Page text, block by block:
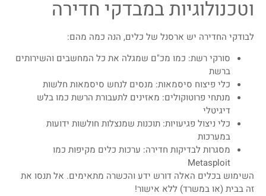
וטכנולוגיות במבדקי חדירה
לבודקי החדירה יש ארסנל של כלים, הנה כמה מהם:
סורקי רשת: כמו מכ"ם שמגלה את כל המחשבים והשירותים
ברשת
כלי פיצוח סיסמאות: מנסים לנחש סיסמאות חלשות
מנתחי פרוטוקולים: מאזינים לתעבורת הרשת כמו בלש
דיגיטלי
כלי ניצול פגיעויות: תוכנות שמנצלות חולשות ידועות
במערכות
מסגרות לבדיקות חדירה: ערכות כלים מקיפות כמו
Metasploit
השימוש בכלים האלה דורש ידע והכשרה מתאימים. אל תנסו את
זה בבית (או במשרד) ללא אישור!